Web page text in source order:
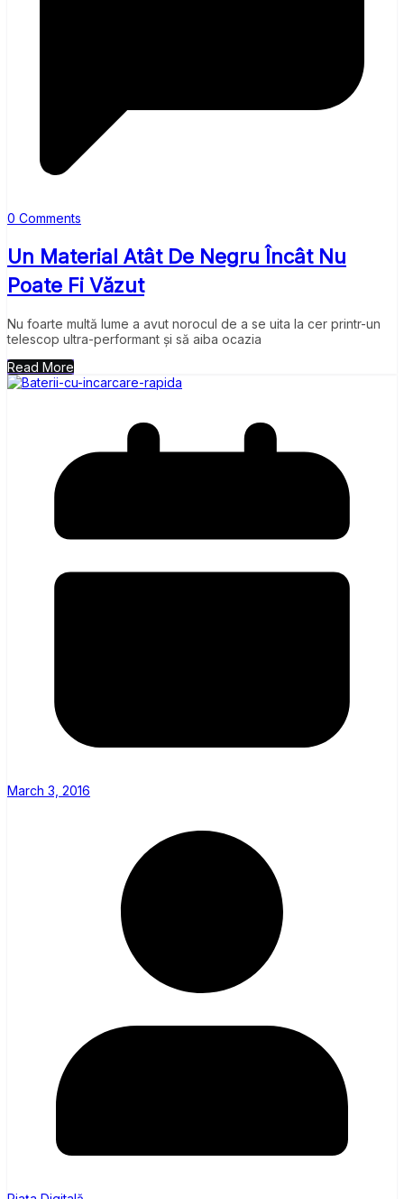
0 Comments
Un Material Atât De Negru Încât Nu
Poate Fi Văzut
Nu foarte multă lume a avut norocul de a se uita la cer printr-un
telescop ultra-performant și să aiba ocazia
Read More
March 3, 2016